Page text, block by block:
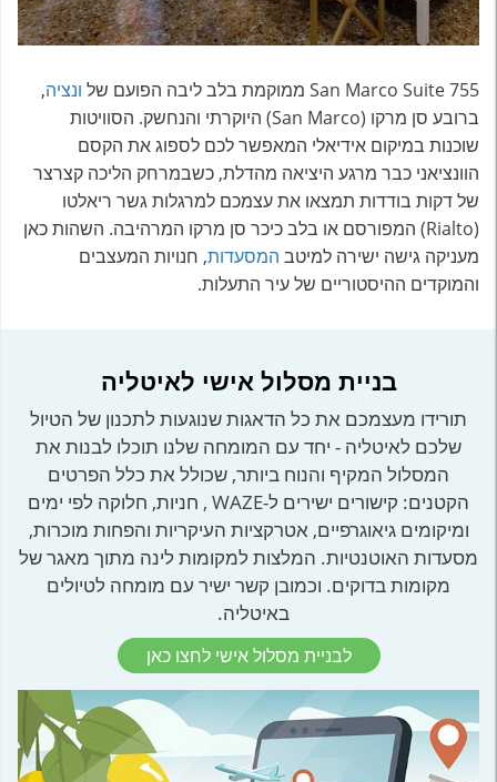
San Marco Suite 755 ממוקמת בלב ליבה הפועם של ונציה,
ברובע סן מרקו (San Marco) היוקרתי והנחשק. הסוויטות
שוכנות במיקום אידיאלי המאפשר לכם לספוג את הקסם
הוונציאני כבר מרגע היציאה מהדלת, כשבמרחק הליכה קצרצר
של דקות בודדות תמצאו את עצמכם למרגלות גשר ריאלטו
(Rialto) המפורסם או בלב כיכר סן מרקו המרהיבה. השהות כאן
מעניקה גישה ישירה למיטב המסעדות, חנויות המעצבים
והמוקדים ההיסטוריים של עיר התעלות.
בניית מסלול אישי לאיטליה
תורידו מעצמכם את כל הדאגות שנוגעות לתכנון של הטיול
שלכם לאיטליה - יחד עם המומחה שלנו תוכלו לבנות את
המסלול המקיף והנוח ביותר, שכולל את כלל הפרטים
הקטנים: קישורים ישירים ל-WAZE , חניות, חלוקה לפי ימים
ומיקומים גיאוגרפיים, אטרקציות העיקריות והפחות מוכרות,
מסעדות האוטנטיות. המלצות למקומות לינה מתוך מאגר של
מקומות בדוקים. וכמובן קשר ישיר עם מומחה לטיולים
באיטליה.
לבניית מסלול אישי לחצו כאן